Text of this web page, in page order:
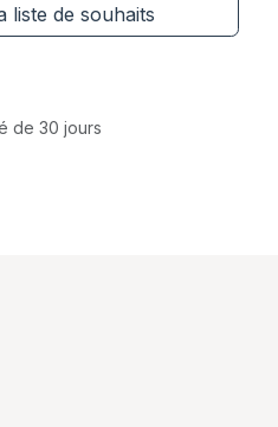
liste de souhaits
de 30 jours